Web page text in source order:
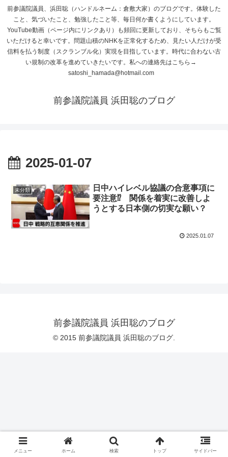
前参議院議員、浜田聡（ハンドルネーム：倉敷大家）のブログです。体験した
こと、気づいたこと、勉強したこと等、毎日何か書くようにしています。
YouTube動画（ページ内にリンクあり）も頻回に更新しており、そちらもご覧
いただけると幸いです。問題山積のNHKを正常化するため、見たい人だけが受
信料を払う制度（スクランブル化）実現を目指しています。時代に合わない古
い規制の改革を進めていきたいです。私への連絡先はこちら→
satoshi_hamada@hotmail.com
前参議院議員 浜田聡のブログ
2025-01-07
未分類
日中ハイレベル協議の合意事項に
要注意⁉ 関係を着実に改善しよ
うとする日本側の切実な願い？
2025.01.07
前参議院議員 浜田聡のブログ
© 2015 前参議院議員 浜田聡のブログ.
メニュー ホーム 検索 トップ サイドバー